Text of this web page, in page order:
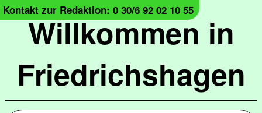
Willkommen in
Friedrichshagen
Kontakt zur Redaktion: 0 30/6 92 02 10 55